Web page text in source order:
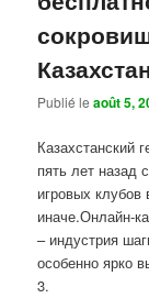
Publié leaoût 5,
Казахстанский
пять лет назад
игровых
иначе.Онлайн-
– индустрия
особенно ярко
3.